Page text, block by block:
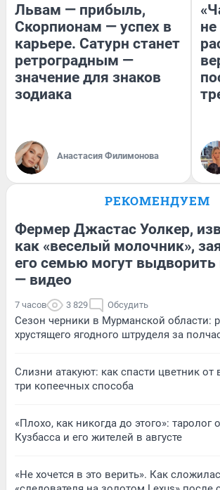
Львам — прибыль,
Скорпионам — успех в
карьере. Сатурн станет
ретроградным —
значение для знаков
зодиака
Анастасия Филимонова
РЕКОМЕНДУЕМ
Фермер Джастас Уолкер,
как «веселый молочник»,
его семью могут выдворить
— видео
7 часов 3 829 Обсудить
Сезон черники в Мурманской области:
хрустящего ягодного штруделя за
Слизни атакуют: как спасти цветник от
три копеечных способа
«Плохо, как никогда до этого»: таролог
Кузбасса и его жителей в августе
«Не хочется в это верить». Как